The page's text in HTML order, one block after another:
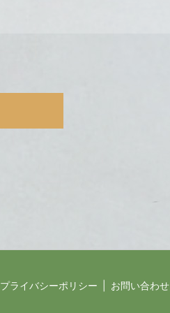
プライバシーポリシー お問い合わせ